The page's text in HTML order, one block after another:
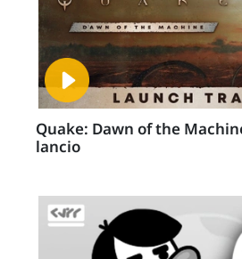
Quake: Dawn of the
lancio